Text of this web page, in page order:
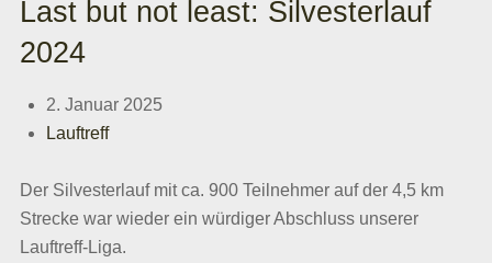
Last but not least: Silvesterlauf
2024
2. Januar 2025
Lauftreff
Der Silvesterlauf mit ca. 900 Teilnehmer auf der 4,5 km
Strecke war wieder ein würdiger Abschluss unserer
Lauftreff-Liga.